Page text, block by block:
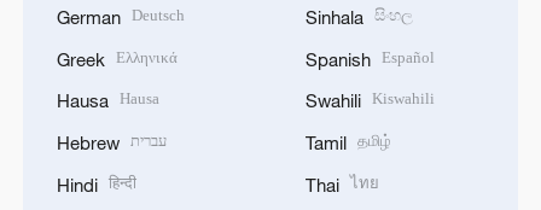
German Deutsch
Greek Ελληνικά
Hausa Hausa
Hebrew עברית
Hindi हिन्दी
Sinhala සිංහල
Spanish Español
Swahili Kiswahili
Tamil தமிழ்
Thai ไทย